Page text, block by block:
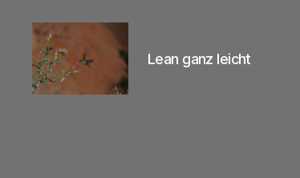
Lean ganz leicht